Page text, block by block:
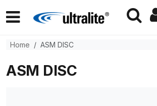
Home ASM DISC
ASM DISC